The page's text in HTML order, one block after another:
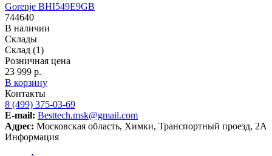
Gorenje BHI549E9GB
744640
В наличии
Склады
Склад (1)
Розничная цена
23 999 р.
В корзину
Контакты
8 (499) 375-03-69
E-mail: Besttech.msk@gmail.com
Адрес: Московская область, Химки, Транспортный проезд, 2А
Информация